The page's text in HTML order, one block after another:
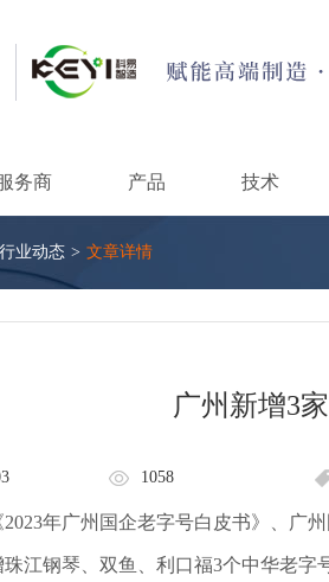
务商 产品 技术
业动态 > 文章详情
广州新增3
1058
年广州国企老字号白皮书》、广
江钢琴、双鱼、利口福3个中华老